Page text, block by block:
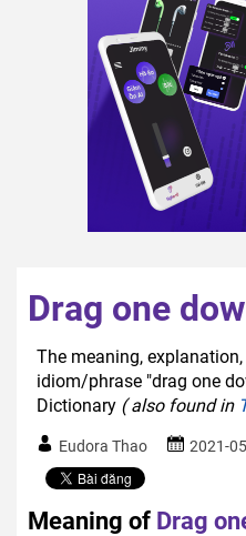
Drag one
The meaning,
idiom/phrase "drag one
Dictionary ( also found in
Eudora Thao 2021-
Meaning of Drag